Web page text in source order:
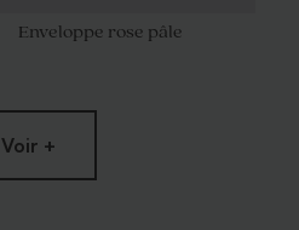
Enveloppe rose pâle
Voir +